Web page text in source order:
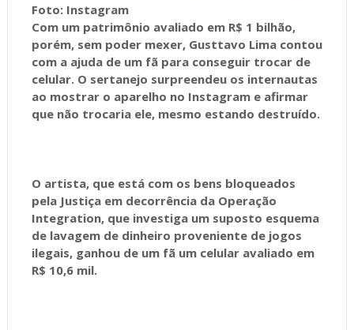
Foto: Instagram
Com um patrimônio avaliado em R$ 1 bilhão,
porém, sem poder mexer, Gusttavo Lima contou
com a ajuda de um fã para conseguir trocar de
celular. O sertanejo surpreendeu os internautas
ao mostrar o aparelho no Instagram e afirmar
que não trocaria ele, mesmo estando destruído.
O artista, que está com os bens bloqueados
pela Justiça em decorrência da Operação
Integration, que investiga um suposto esquema
de lavagem de dinheiro proveniente de jogos
ilegais, ganhou de um fã um celular avaliado em
R$ 10,6 mil.